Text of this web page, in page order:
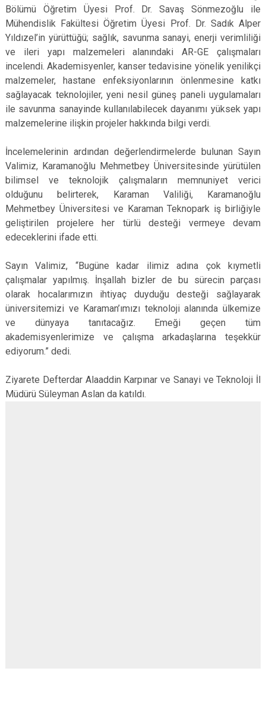
Bölümü Öğretim Üyesi Prof. Dr. Savaş Sönmezoğlu ile
Mühendislik Fakültesi Öğretim Üyesi Prof. Dr. Sadık Alper
Yıldızel’in yürüttüğü; sağlık, savunma sanayi, enerji verimliliği
ve ileri yapı malzemeleri alanındaki AR-GE çalışmaları
incelendi. Akademisyenler, kanser tedavisine yönelik yenilikçi
malzemeler, hastane enfeksiyonlarının önlenmesine katkı
sağlayacak teknolojiler, yeni nesil güneş paneli uygulamaları
ile savunma sanayinde kullanılabilecek dayanımı yüksek yapı
malzemelerine ilişkin projeler hakkında bilgi verdi.
İncelemelerinin ardından değerlendirmelerde bulunan Sayın
Valimiz, Karamanoğlu Mehmetbey Üniversitesinde yürütülen
bilimsel ve teknolojik çalışmaların memnuniyet verici
olduğunu belirterek, Karaman Valiliği, Karamanoğlu
Mehmetbey Üniversitesi ve Karaman Teknopark iş birliğiyle
geliştirilen projelere her türlü desteği vermeye devam
edeceklerini ifade etti.
Sayın Valimiz, “Bugüne kadar ilimiz adına çok kıymetli
çalışmalar yapılmış. İnşallah bizler de bu sürecin parçası
olarak hocalarımızın ihtiyaç duyduğu desteği sağlayarak
üniversitemizi ve Karaman’ımızı teknoloji alanında ülkemize
ve dünyaya tanıtacağız. Emeği geçen tüm
akademisyenlerimize ve çalışma arkadaşlarına teşekkür
ediyorum.” dedi.
Ziyarete Defterdar Alaaddin Karpınar ve Sanayi ve Teknoloji İl
Müdürü Süleyman Aslan da katıldı.